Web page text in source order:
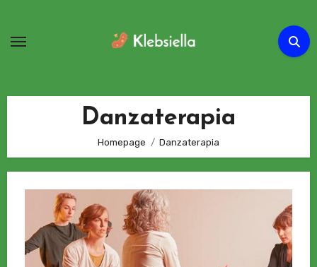
contenuto
Danzaterapia
Homepage Danzaterapia